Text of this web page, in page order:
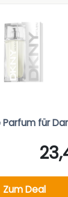
Parfum für
Zum Deal